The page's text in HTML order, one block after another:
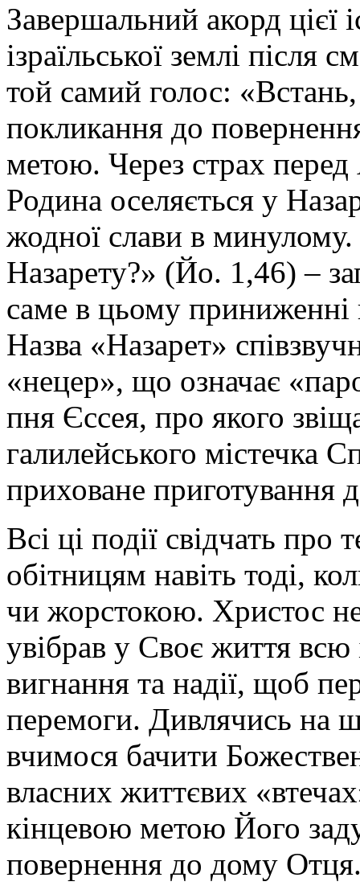
Завершальний акорд цієї
ізраїльської землі після
той самий голос:
покликання до
метою. Через страх
Родина оселяється у
жодної слави в
Назарету?» (Йо. 1,46) –
саме в цьому приниженні
Назва «Назарет»
«нецер», що означає
пня Єссея, про якого
галилейського містечка
приховане приготування
Всі ці події свідчать
обітницям навіть тоді,
чи жорстокою. Христос
увібрав у Своє життя
вигнання та надії, щоб
перемоги. Дивлячись на
вчимося бачити
власних життєвих
кінцевою метою Його
повернення до дому